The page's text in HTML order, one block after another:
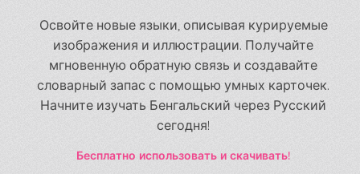
Освойте новые языки, описывая курируемые
изображения и иллюстрации. Получайте
мгновенную обратную связь и создавайте
словарный запас с помощью умных карточек.
Начните изучать Бенгальский через Русский
сегодня!
Бесплатно использовать и скачивать!